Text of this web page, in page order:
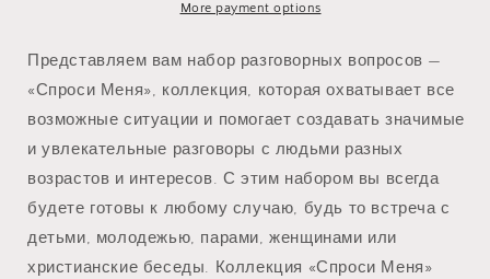
More payment options
Представляем вам набор разговорных вопросов —
«Спроси Меня», коллекция, которая охватывает все
возможные ситуации и помогает создавать значимые
и увлекательные разговоры с людьми разных
возрастов и интересов. С этим набором вы всегда
будете готовы к любому случаю, будь то встреча с
детьми, молодежью, парами, женщинами или
христианские беседы. Коллекция «Спроси Меня»